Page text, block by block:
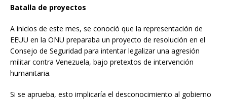
Batalla de proyectos
A inicios de este mes, se conoció que la representación de
EEUU en la ONU preparaba un proyecto de resolución en el
Consejo de Seguridad para intentar legalizar una agresión
militar contra Venezuela, bajo pretextos de intervención
humanitaria.
Si se aprueba, esto implicaría el desconocimiento al gobierno